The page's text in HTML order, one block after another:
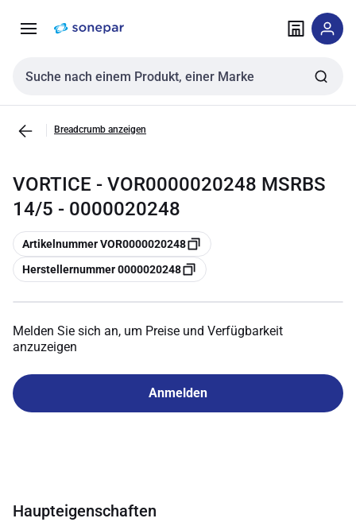
NavigationInhalt
Sucheingabe
Breadcrumb anzeigen
VORTICE - VOR0000020248 MSRBS
14/5 - 0000020248
Kopieren
Artikelnummer VOR0000020248
Kopieren
Herstellernummer 0000020248
Melden Sie sich an, um Preise und Verfügbarkeit
anzuzeigen
Anmelden
Haupteigenschaften